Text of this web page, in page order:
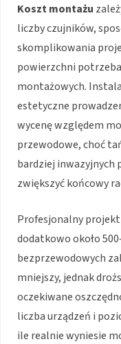
Koszt montażu
liczby czujników,
skomplikowania
powierzchni
montażowych.
estetyczne
wycenę względem
przewodowe, choć
bardziej inwazyjnych
zwiększyć końcowy
Profesjonalny
dodatkowo około
bezprzewodowych
mniejszy, jednak
oczekiwane
liczba urządzeń i
ile realnie wyniesie